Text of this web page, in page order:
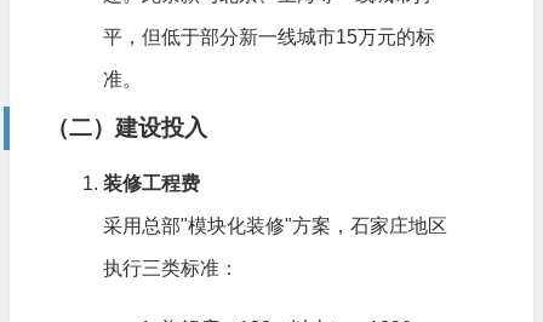
平，但低于部分新一线城市15万元的标
准。
（二）建设投入
装修工程费
采用总部"模块化装修"方案，石家庄地区
执行三类标准：